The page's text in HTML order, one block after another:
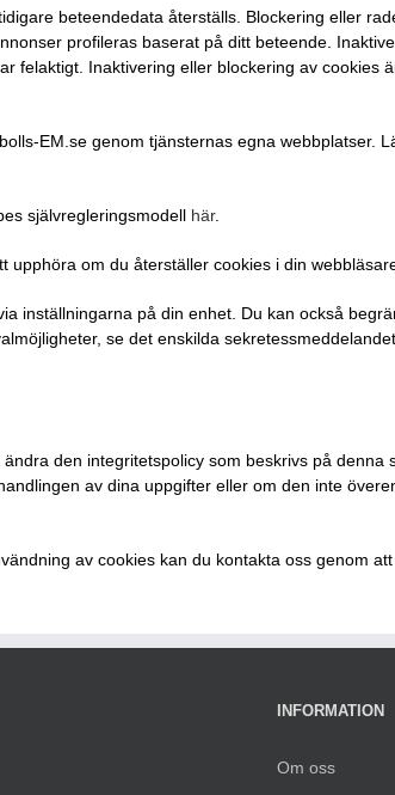
beteendedata återställs. Blockering eller
profileras baserat på ditt beteende.
felaktigt. Inaktivering eller blockering av cookies
EM.se genom tjänsternas egna webbplatser.
självregleringsmodell här.
upphöra om du återställer cookies i din
inställningarna på din enhet. Du kan också
se det enskilda
den integritetspolicy som beskrivs på denna
av dina uppgifter eller om den inte
av cookies kan du kontakta oss genom
INFORMATION
Om oss